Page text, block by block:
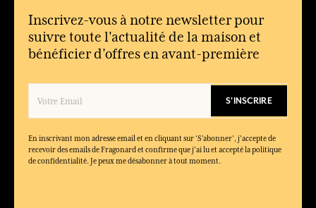
Inscrivez-vous à notre newsletter pour
suivre toute l'actualité de la maison et
bénéficier d’offres en avant-première
S'INSCRIRE
En inscrivant mon adresse email et en cliquant sur ‘S’abonner’, j'accepte de
recevoir des emails de Fragonard et confirme que j'ai lu et accepté la politique
de confidentialité. Je peux me désabonner à tout moment.